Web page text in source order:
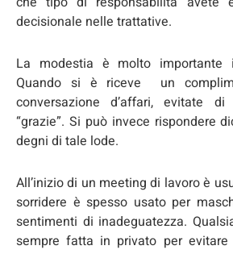
decisionale nelle trattative.
La modestia è molto importante
Quando si è riceve un
conversazione d’affari, evitate
“grazie”. Si può invece rispondere
degni di tale lode.
All’inizio di un meeting di lavoro è
sorridere è spesso usato per
sentimenti di inadeguatezza.
sempre fatta in privato per evitare